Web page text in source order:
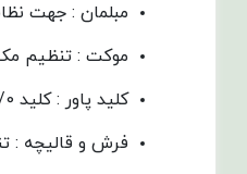
مبلمان : جهت
موکت : تنظیم
کلید پاور : کلید 1/0
فرش و قالیچه :